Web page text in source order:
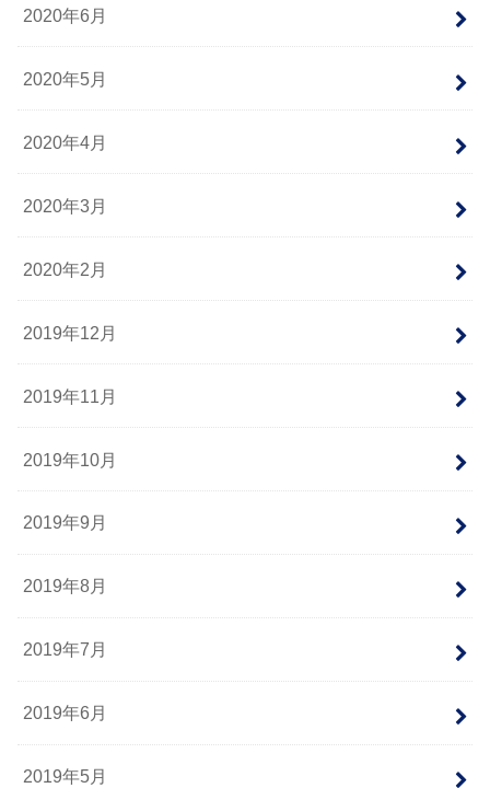
2020年6月
2020年5月
2020年4月
2020年3月
2020年2月
2019年12月
2019年11月
2019年10月
2019年9月
2019年8月
2019年7月
2019年6月
2019年5月